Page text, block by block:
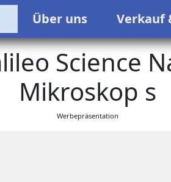
Über uns Verkauf
Science
Mikroskop s
Werbepräsentation